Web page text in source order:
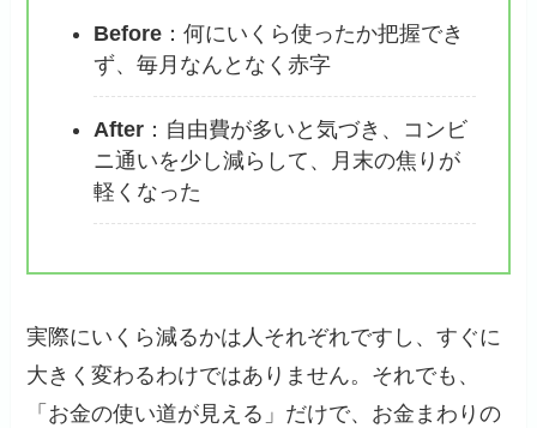
Before ：何にいくら使ったか把握でき
ず、毎月なんとなく赤字
After ：自由費が多いと気づき、コンビ
ニ通いを少し減らして、月末の焦りが
軽くなった
実際にいくら減るかは人それぞれですし、すぐに
大きく変わるわけではありません。それでも、
「お金の使い道が見える」だけで、お金まわりの